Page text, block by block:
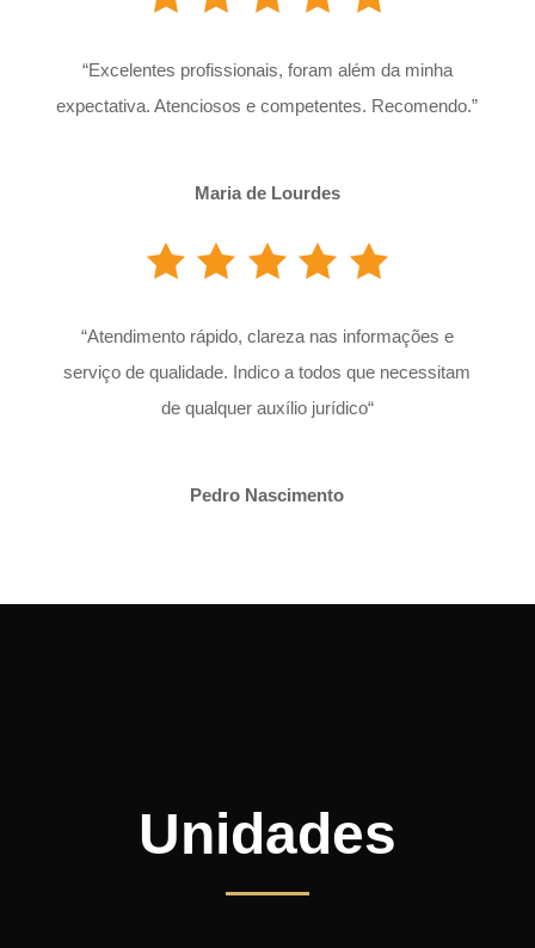
“Excelentes profissionais, foram além da minha
expectativa. Atenciosos e competentes. Recomendo.”
Maria de Lourdes
“Atendimento rápido, clareza nas informações e
serviço de qualidade. Indico a todos que necessitam
de qualquer auxílio jurídico“
Pedro Nascimento
Unidades